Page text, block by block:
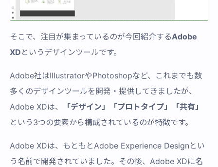
そこで、注目が集まっているのが今回紹介するAdobe
XD というデザインツールです。
Adobe社はIllustratorやPhotoshopなど、これまでも数
多くのデザインツールを開発・提供してきましたが、
Adobe XDは、
「デザイン」「プロトタイプ」「共有」
という3つの要素から構成されているのが特徴です。
Adobe XDは、もともとAdobe Experience Designとい
う名前で開発されていました。その後、Adobe XDに名